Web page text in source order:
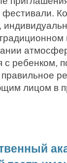
ребенком,
лицом в